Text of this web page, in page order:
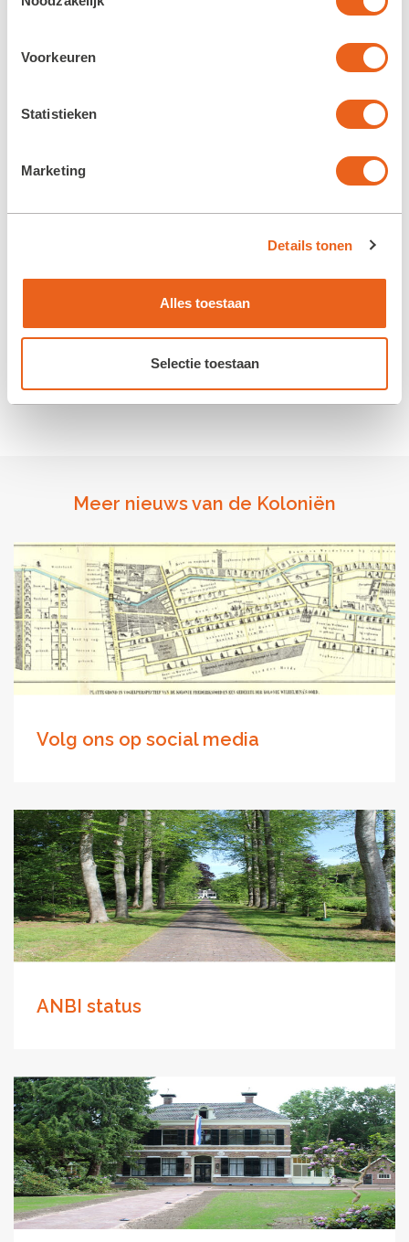
Voorkeuren
Statistieken
Marketing
Details tonen
Alles toestaan
Selectie toestaan
Meer nieuws van de Koloniën
Volg ons op social media
ANBI status